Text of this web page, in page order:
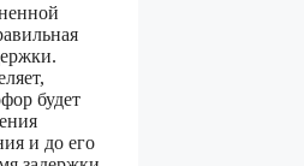
будет
и до его